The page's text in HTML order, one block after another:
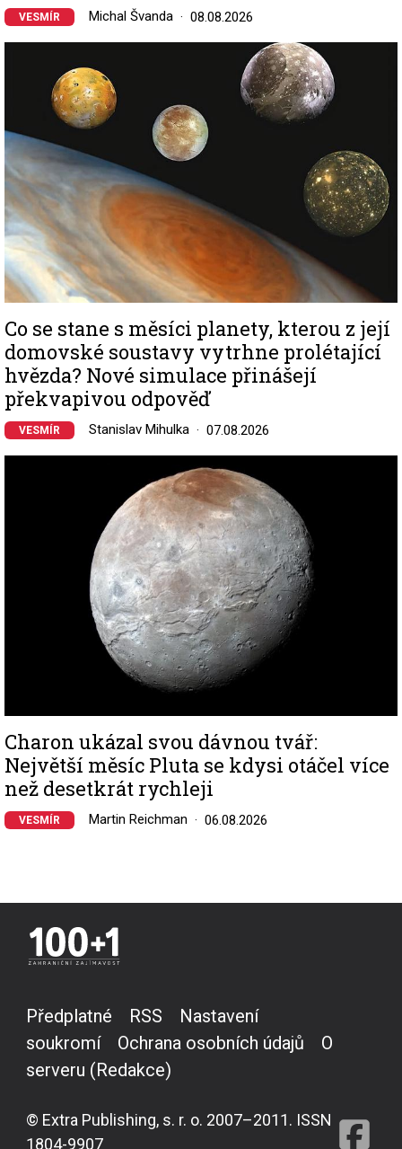
VESMÍR Michal Švanda 08.08.2026
Co se stane s měsíci planety, kterou z její
domovské soustavy vytrhne prolétající
hvězda? Nové simulace přinášejí
překvapivou odpověď
VESMÍR Stanislav Mihulka 07.08.2026
Charon ukázal svou dávnou tvář:
Největší měsíc Pluta se kdysi otáčel více
než desetkrát rychleji
VESMÍR Martin Reichman 06.08.2026
Předplatné RSS
Nastavení
soukromí
Ochrana osobních údajů
O
serveru (Redakce)
© Extra Publishing, s. r. o. 2007–2011. ISSN
1804-9907